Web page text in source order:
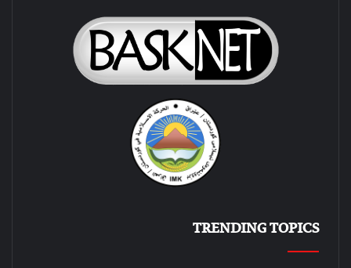
TRENDING TOPICS